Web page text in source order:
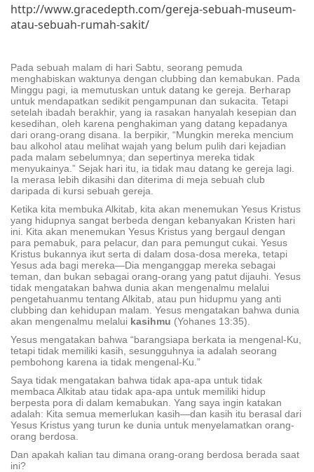
http://www.gracedepth.com/gereja-sebuah-museum-
atau-sebuah-rumah-sakit/
Pada sebuah malam di hari Sabtu, seorang pemuda
menghabiskan waktunya dengan clubbing dan kemabukan. Pada
Minggu pagi, ia memutuskan untuk datang ke gereja. Berharap
untuk mendapatkan sedikit pengampunan dan sukacita. Tetapi
setelah ibadah berakhir, yang ia rasakan hanyalah kesepian dan
kesedihan, oleh karena penghakiman yang datang kepadanya
dari orang-orang disana. Ia berpikir, “Mungkin mereka mencium
bau alkohol atau melihat wajah yang belum pulih dari kejadian
pada malam sebelumnya; dan sepertinya mereka tidak
menyukainya.” Sejak hari itu, ia tidak mau datang ke gereja lagi.
Ia merasa lebih dikasihi dan diterima di meja sebuah club
daripada di kursi sebuah gereja.
Ketika kita membuka Alkitab, kita akan menemukan Yesus Kristus
yang hidupnya sangat berbeda dengan kebanyakan Kristen hari
ini. Kita akan menemukan Yesus Kristus yang bergaul dengan
para pemabuk, para pelacur, dan para pemungut cukai. Yesus
Kristus bukannya ikut serta di dalam dosa-dosa mereka, tetapi
Yesus ada bagi mereka—Dia menganggap mereka sebagai
teman, dan bukan sebagai orang-orang yang patut dijauhi. Yesus
tidak mengatakan bahwa dunia akan mengenalmu melalui
pengetahuanmu tentang Alkitab, atau pun hidupmu yang anti
clubbing dan kehidupan malam. Yesus mengatakan bahwa dunia
akan mengenalmu melalui kasihmu (Yohanes 13:35).
Yesus mengatakan bahwa “barangsiapa berkata ia mengenal-Ku,
tetapi tidak memiliki kasih, sesungguhnya ia adalah seorang
pembohong karena ia tidak mengenal-Ku.”
Saya tidak mengatakan bahwa tidak apa-apa untuk tidak
membaca Alkitab atau tidak apa-apa untuk memiliki hidup
berpesta pora di dalam kemabukan. Yang saya ingin katakan
adalah: Kita semua memerlukan kasih—dan kasih itu berasal dari
Yesus Kristus yang turun ke dunia untuk menyelamatkan orang-
orang berdosa.
Dan apakah kalian tau dimana orang-orang berdosa berada saat
ini?